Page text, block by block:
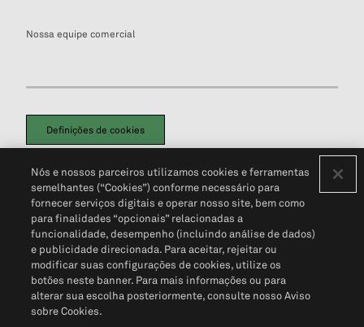
Nossa equipe comercial
Definições de cookies
Política de PrivacidadePortal de privacidade do cliente (em inglês)
Não Venda Minhas Informações Pessoais© 2026 S&P Global
Nós e nossos parceiros utilizamos cookies e ferramentas
semelhantes (“Cookies”) conforme necessário para
fornecer serviços digitais e operar nosso site, bem como
para finalidades “opcionais” relacionadas a
funcionalidade, desempenho (incluindo análise de dados)
e publicidade direcionada. Para aceitar, rejeitar ou
modificar suas configurações de cookies, utilize os
botões neste banner. Para mais informações ou para
alterar sua escolha posteriormente, consulte nosso Aviso
sobre Cookies.